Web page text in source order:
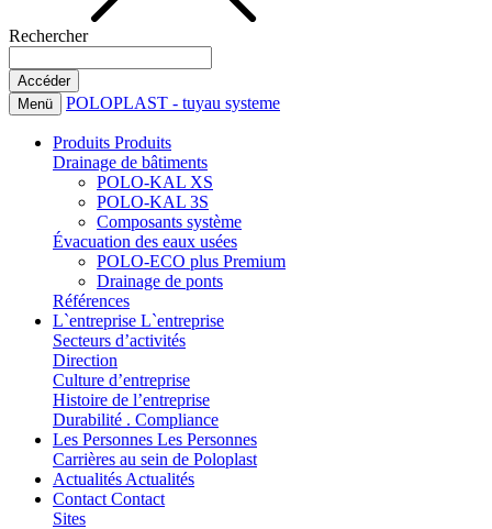
Rechercher
Menü POLOPLAST - tuyau systeme
Produits Produits
Drainage de bâtiments
POLO-KAL XS
POLO-KAL 3S
Composants système
Évacuation des eaux usées
POLO-ECO plus Premium
Drainage de ponts
Références
L`entreprise L`entreprise
Secteurs d’activités
Direction
Culture d’entreprise
Histoire de l’entreprise
Durabilité . Compliance
Les Personnes Les Personnes
Carrières au sein de Poloplast
Actualités Actualités
Contact Contact
Sites